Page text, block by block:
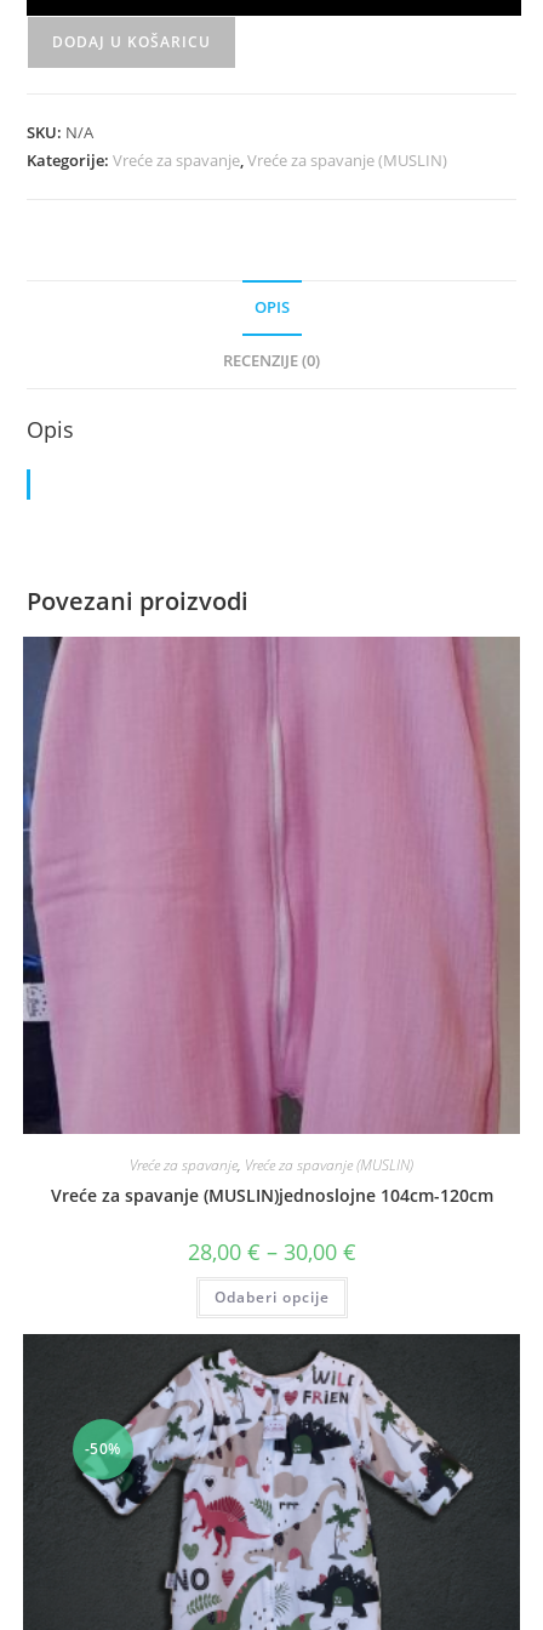
količina
DODAJ U KOŠARICU
SKU: N/A
Kategorije:Vreće za spavanje,Vreće za spavanje (MUSLIN)
OPIS
RECENZIJE (0)
Opis
Povezani proizvodi
Vreće za spavanje, Vreće za spavanje (MUSLIN)
Vreće za spavanje (MUSLIN)jednoslojne 104cm-120cm
28,00 € – 30,00 €Raspon
cijena:
30,00 €
Odaberi opcije
Ovaj
ima
više
Opcije
se
mogu
odabrati
na
stranici
proizvoda
-50%